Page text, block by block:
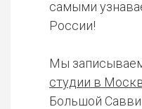
самыми
России!
Мы
студии в
Большой